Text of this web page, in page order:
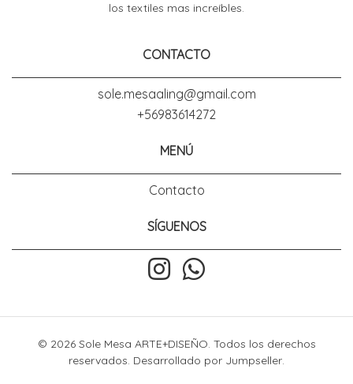
los textiles mas increíbles.
CONTACTO
sole.mesaaling@gmail.com
+56983614272
MENÚ
Contacto
SÍGUENOS
© 2026 Sole Mesa ARTE+DISEÑO. Todos los derechos
reservados. Desarrollado por Jumpseller.